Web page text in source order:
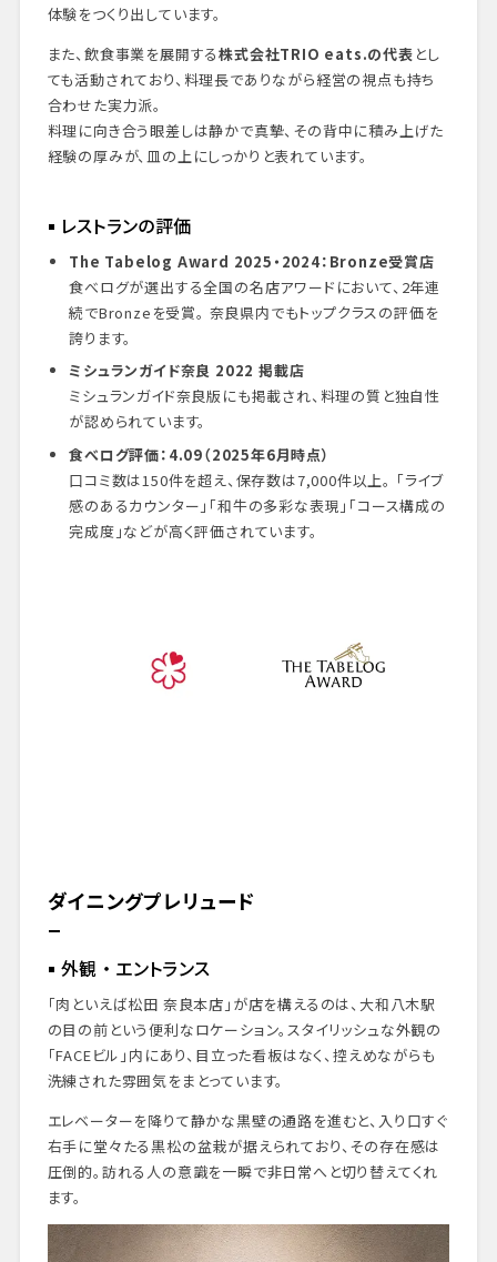
体験をつくり出しています。
また、飲食事業を展開する株式会社TRIO eats.の代表 とし
ても活動されており、料理長でありながら経営の視点も持ち
合わせた実力派。
料理に向き合う眼差しは静かで真摯、その背中に積み上げた
経験の厚みが、皿の上にしっかりと表れています。
レストランの評価
The Tabelog Award 2025・2024：Bronze受賞店
食べログが選出する全国の名店アワードにおいて、2年連
続でBronzeを受賞。 奈良県内でもトップクラスの評価を
誇ります。
ミシュランガイド奈良 2022 掲載店
ミシュランガイド奈良版にも掲載され、料理の質と独自性
が認められています。
食べログ評価：4.09（2025年6月時点）
口コミ数は150件を超え、保存数は7,000件以上。 「ライブ
感のあるカウンター」「和牛の多彩な表現」「コース構成の
完成度」などが高く評価されています。
ダイニングプレリュード
外観 ・ エントランス
「肉といえば松田 奈良本店」が店を構えるのは、大和八木駅
の目の前という便利なロケーション。スタイリッシュな外観の
「FACEビル」内にあり、目立った看板はなく、控えめながらも
洗練された雰囲気をまとっています。
エレベーターを降りて静かな黒壁の通路を進むと、入り口すぐ
右手に堂々たる黒松の盆栽が据えられており、その存在感は
圧倒的。訪れる人の意識を一瞬で非日常へと切り替えてくれ
ます。